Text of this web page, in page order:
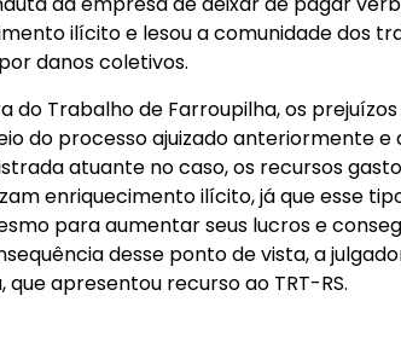
ilícito e lesou a comunidade dos
danos coletivos.
Trabalho de Farroupilha, os
do processo ajuizado anteriormente e
atuante no caso, os recursos
enriquecimento ilícito, já que esse
para aumentar seus lucros e
desse ponto de vista, a
apresentou recurso ao TRT-RS.